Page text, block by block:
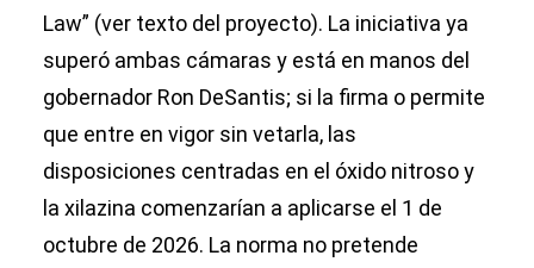
Law” (ver texto del proyecto). La iniciativa ya
superó ambas cámaras y está en manos del
gobernador Ron DeSantis; si la firma o permite
que entre en vigor sin vetarla, las
disposiciones centradas en el óxido nitroso y
la xilazina comenzarían a aplicarse el 1 de
octubre de 2026. La norma no pretende